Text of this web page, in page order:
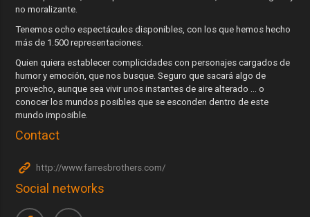
no moralizante.
Tenemos ocho espectáculos disponibles, con los que hemos hecho
más de 1.500 representaciones.
Quien quiera establecer complicidades con personajes cargados de
humor y emoción, que nos busque. Seguro que sacará algo de
provecho, aunque sea vivir unos instantes de aire alterado ... o
conocer los mundos posibles que se esconden dentro de este
mundo imposible.
Contact
http://www.farresbrothers.com/
Social networks